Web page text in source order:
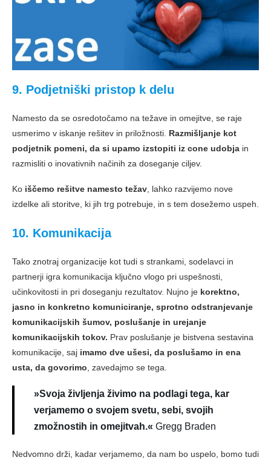
9. Podjetniški pristop k delu
Namesto da se osredotočamo na težave in omejitve, se raje
usmerimo v iskanje rešitev in priložnosti. Razmišljanje kot
podjetnik pomeni, da si upamo izstopiti iz cone udobja in
razmisliti o inovativnih načinih za doseganje ciljev.
Ko iščemo rešitve namesto težav , lahko razvijemo nove
izdelke ali storitve, ki jih trg potrebuje, in s tem dosežemo uspeh.
10. Komunikacija
Tako znotraj organizacije kot tudi s strankami, sodelavci in
partnerji igra komunikacija ključno vlogo pri uspešnosti,
učinkovitosti in pri doseganju rezultatov. Nujno je korektno,
jasno in konkretno komuniciranje, sprotno odstranjevanje
komunikacijskih šumov, poslušanje in urejanje
komunikacijskih tokov. Prav poslušanje je bistvena sestavina
komunikacije, saj imamo dve ušesi, da poslušamo in ena
usta, da govorimo , zavedajmo se tega.
»Svoja življenja živimo na podlagi tega, kar
verjamemo o svojem svetu, sebi, svojih
zmožnostih in omejitvah.« Gregg Braden
Nedvomno drži, kadar verjamemo, da nam bo uspelo, bomo tudi